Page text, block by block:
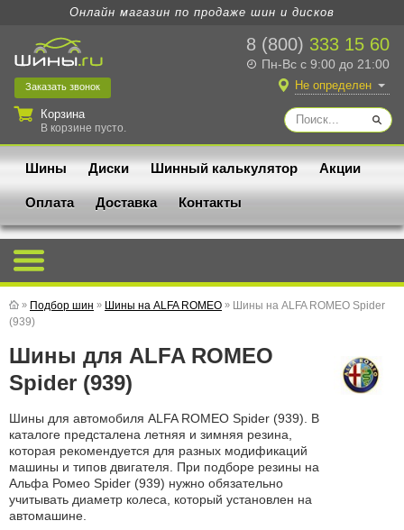
Онлайн магазин по продаже шин и дисков
8 (800) 333 15 60
Пн-Вс с 9:00 до 21:00
Заказать звонок
Корзина
В корзине пусто.
Не определен
Шины Диски Шинный калькулятор Акции
Оплата Доставка Контакты
» Подбор шин » Шины на ALFA ROMEO » Шины на ALFA ROMEO Spider
(939)
Шины для ALFA ROMEO
Spider (939)
Шины для автомобиля ALFA ROMEO Spider (939). В
каталоге предсталена летняя и зимняя резина,
которая рекомендуется для разных модификаций
машины и типов двигателя. При подборе резины на
Альфа Ромео Spider (939) нужно обязательно
учитывать диаметр колеса, который установлен на
автомашине.